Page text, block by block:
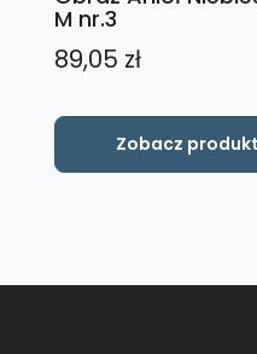
M nr.3
89,05 zł
Zobacz produkt